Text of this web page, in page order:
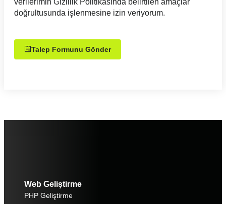
verilerimin Gizlilik Politikasında belirtilen amaçlar
doğrultusunda işlenmesine izin veriyorum.
Talep Formunu Gönder
Web Geliştirme
PHP Geliştirme